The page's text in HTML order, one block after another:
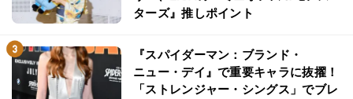
ターズ』推しポイント
『スパイダーマン：ブランド・
ニュー・デイ』で重要キャラに抜擢！
「ストレンジャー・シングス」でブレ